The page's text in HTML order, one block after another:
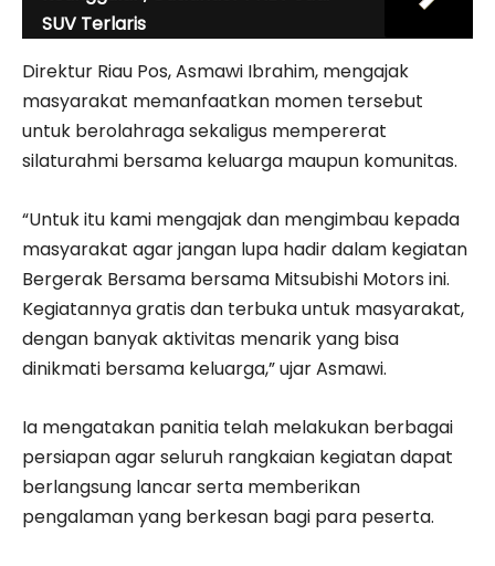
SUV Terlaris
Direktur Riau Pos, Asmawi Ibrahim, mengajak
masyarakat memanfaatkan momen tersebut
untuk berolahraga sekaligus mempererat
silaturahmi bersama keluarga maupun komunitas.
“Untuk itu kami mengajak dan mengimbau kepada
masyarakat agar jangan lupa hadir dalam kegiatan
Bergerak Bersama bersama Mitsubishi Motors ini.
Kegiatannya gratis dan terbuka untuk masyarakat,
dengan banyak aktivitas menarik yang bisa
dinikmati bersama keluarga,” ujar Asmawi.
Ia mengatakan panitia telah melakukan berbagai
persiapan agar seluruh rangkaian kegiatan dapat
berlangsung lancar serta memberikan
pengalaman yang berkesan bagi para peserta.